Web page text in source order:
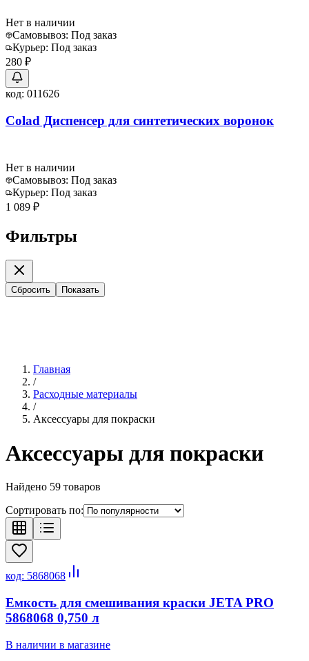
Нет в наличии
Самовывоз: Под заказ
Курьер: Под заказ
280 ₽
код: 011626
Colad Диспенсер для синтетических воронок
Нет в наличии
Самовывоз: Под заказ
Курьер: Под заказ
1 089 ₽
Фильтры
Сбросить Показать
Главная
/
Расходные материалы
/
Аксессуары для покраски
Аксессуары для покраски
Найдено 59 товаров
Сортировать по:
код: 5868068
Емкость для смешивания краски JETA PRO
5868068 0,750 л
В наличии в магазине